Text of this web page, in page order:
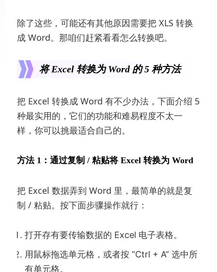
除了这些，可能还有其他原因需要把 XLS 转换
成 Word。那咱们赶紧看看怎么转换吧。
将 Excel 转换为 Word 的 5 种方法
把 Excel 转换成 Word 有不少办法，下面介绍 5
种最实用的，它们的功能和难易程度不太一
样，你可以挑最适合自己的。
方法 1：通过复制 / 粘贴将 Excel 转换为 Word
把 Excel 数据弄到 Word 里，最简单的就是复
制 / 粘贴。按下面步骤操作就行：
打开存有要传输数据的 Excel 电子表格。
用鼠标拖选单元格，或者按 “Ctrl + A” 选中所
有单元格。